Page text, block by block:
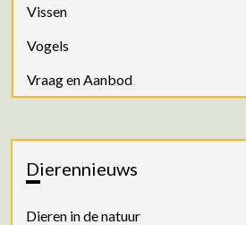
Vissen
Vogels
Vraag en Aanbod
Dierennieuws
Dieren in de natuur